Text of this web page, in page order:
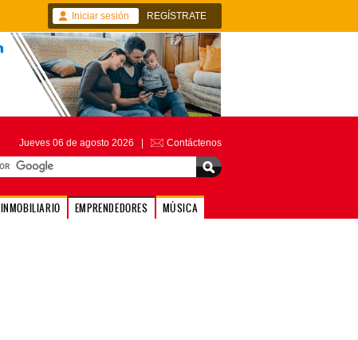
Iniciar sesión REGÍSTRATE
Jueves 06 de agosto 2026 | Contáctenos
INMOBILIARIO EMPRENDEDORES MÚSICA